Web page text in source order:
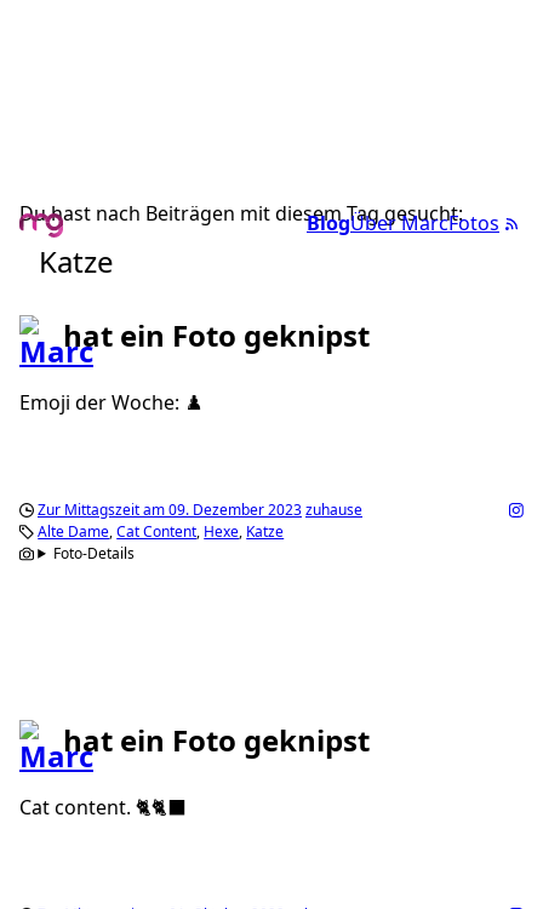
BlogÜber MarcFotos
Du hast nach Beiträgen mit diesem Tag gesucht:
Katze
hat ein Foto geknipst
Emoji der Woche: ♟️
Zur Mittagszeit am 09. Dezember 2023zuhause
Alte Dame Cat Content Hexe Katze
Foto-Details
hat ein Foto geknipst
Cat content. 🐈🐈‍⬛